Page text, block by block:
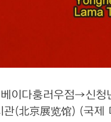
이다훙러우점→신
(北京展览馆) (국제